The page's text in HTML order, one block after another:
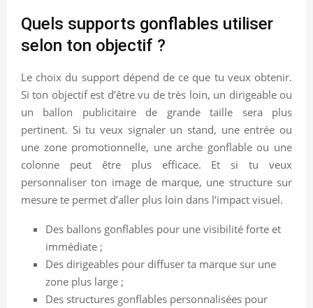
Quels supports gonflables utiliser
selon ton objectif ?
Le choix du support dépend de ce que tu veux obtenir.
Si ton objectif est d’être vu de très loin, un dirigeable ou
un ballon publicitaire de grande taille sera plus
pertinent. Si tu veux signaler un stand, une entrée ou
une zone promotionnelle, une arche gonflable ou une
colonne peut être plus efficace. Et si tu veux
personnaliser ton image de marque, une structure sur
mesure te permet d’aller plus loin dans l’impact visuel.
Des ballons gonflables pour une visibilité forte et
immédiate ;
Des dirigeables pour diffuser ta marque sur une
zone plus large ;
Des structures gonflables personnalisées pour